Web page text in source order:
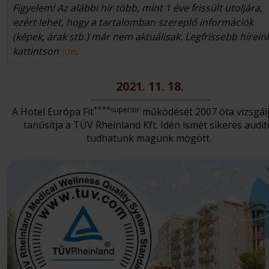
Figyelem! Az alábbi hír több, mint 1 éve frissült utoljára,
ezért lehet, hogy a tartalomban szereplő információk
(képek, árak stb.) már nem aktuálisak. Legfrissebb
kattintson ide.
2021. 11. 18.
A Hotel Európa Fit****superior működését 2007 óta
tanúsítja a TÜV Rheinland Kft. Idén ismét sikeres
tudhatunk magunk mögött.